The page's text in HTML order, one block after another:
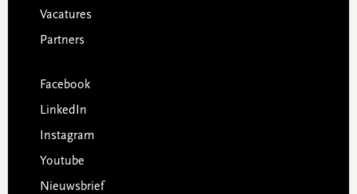
Vacatures
Partners
Facebook
LinkedIn
Instagram
Youtube
Nieuwsbrief